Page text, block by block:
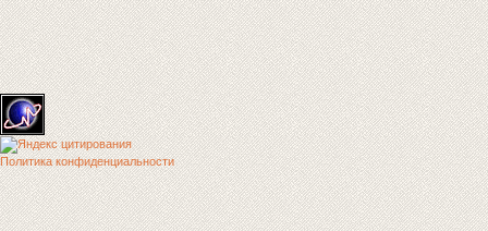
Политика конфиденциальности